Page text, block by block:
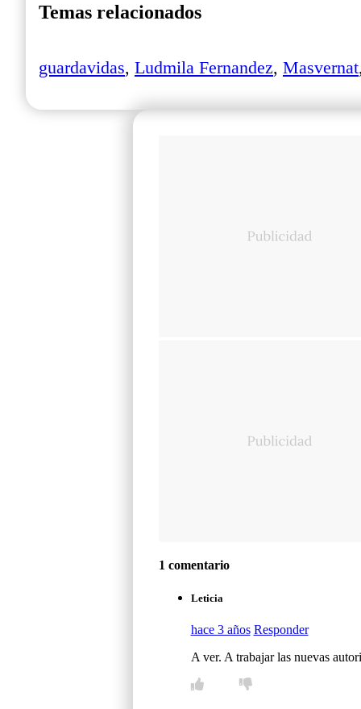
Temas relacionados
guardavidas, Ludmila Fernandez, Masvernat
1 comentario
Leticia
hace 3 años Responder
A ver. A trabajar las nuevas